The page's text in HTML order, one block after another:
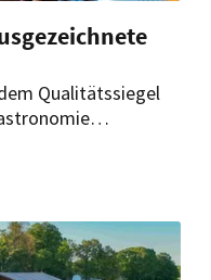
Qualitätssiegel
die Gewinner